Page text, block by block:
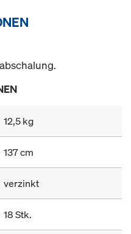
12,5 kg
137 cm
verzinkt
18 Stk.